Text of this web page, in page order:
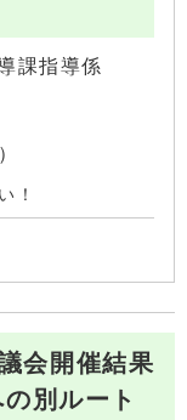
課指導係
！
会開催結果
別ルート